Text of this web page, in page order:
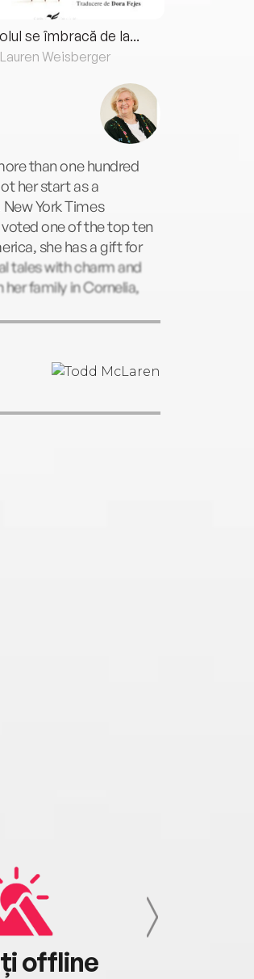
se îmbracă de la...
Lauren Weisberger
than one hundred
her start as a
York Times
one of the top ten
she has a gift for
tales with charm and
family in Cornelia,
offline